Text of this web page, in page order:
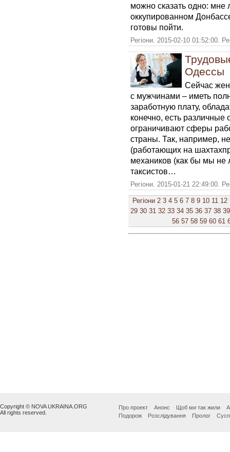
можно сказать одно: мне
оккупированном
готовы пойти.
Регіони. 2015-02-10 01:52:00.
Одессы
Сейчас
с мужчинами – иметь
заработную плату,
конечно, есть различные
ограничивают сферы
страны. Так, например,
(работающих на
механиков (как бы мы
таксистов…
Регіони. 2015-01-21 22:49:00.
Регіони 2 3 4 5 6 7 8 9 10 11 12
29 30 31 32 33 34 35 36 37 38 39
56 57 58 59 60 61
Copyright © NOVA UKRAINA.ORG
All rights reserved.
Про проект Анонс Щоб ми так жили
Подорож
Розслідування Пролог